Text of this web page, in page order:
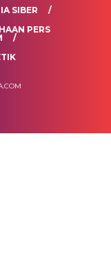
SIBER
PERS